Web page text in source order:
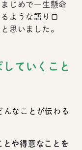
じめで一生懸命
ような語り口
思いました。
ていくこと
なことが伝わる
や得意なことを